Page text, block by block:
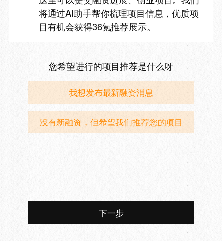
将通过AI助手帮你梳理项目信息，优质项
目有机会获得36氪推荐展示。
您希望进行的项目推荐是什么呀
我想发布最新融资消息
没有新融资，但希望我们推荐您的项目
下一步